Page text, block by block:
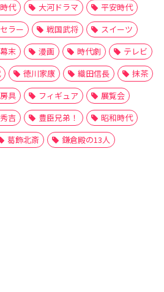
代 大河ドラマ
平安時代
ラー 戦国武将
スイーツ
幕末 漫画 時代劇
テレビ
徳川家康 織田信長
抹茶
具 フィギュア
展覧会
吉 豊臣兄弟！
昭和時代
葛飾北斎 鎌倉殿の13人